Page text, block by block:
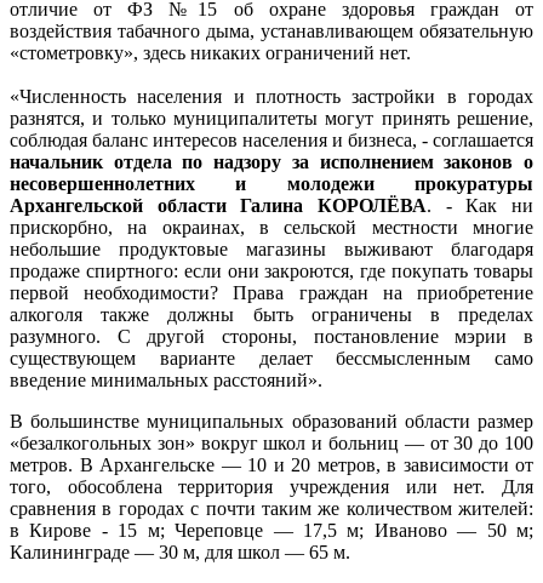
отличие от ФЗ №15 об охране здоровья граждан от
воздействия табачного дыма, устанавливающем обязательную
«стометровку», здесь никаких ограничений нет.
«Численность населения и плотность застройки в городах
разнятся, и только муниципалитеты могут принять решение,
соблюдая баланс интересов населения и бизнеса, - соглашается
начальник отдела по надзору за исполнением законов о
несовершеннолетних и молодежи прокуратуры
Архангельской области Галина КОРОЛЁВА. - Как ни
прискорбно, на окраинах, в сельской местности многие
небольшие продуктовые магазины выживают благодаря
продаже спиртного: если они закроются, где покупать товары
первой необходимости? Права граждан на приобретение
алкоголя также должны быть ограничены в пределах
разумного. С другой стороны, постановление мэрии в
существующем варианте делает бессмысленным само
введение минимальных расстояний».
В большинстве муниципальных образований области размер
«безалкогольных зон» вокруг школ и больниц — от 30 до 100
метров. В Архангельске — 10 и 20 метров, в зависимости от
того, обособлена территория учреждения или нет. Для
сравнения в городах с почти таким же количеством жителей:
в Кирове - 15 м; Череповце — 17,5 м; Иваново — 50 м;
Калининграде — 30 м, для школ — 65 м.